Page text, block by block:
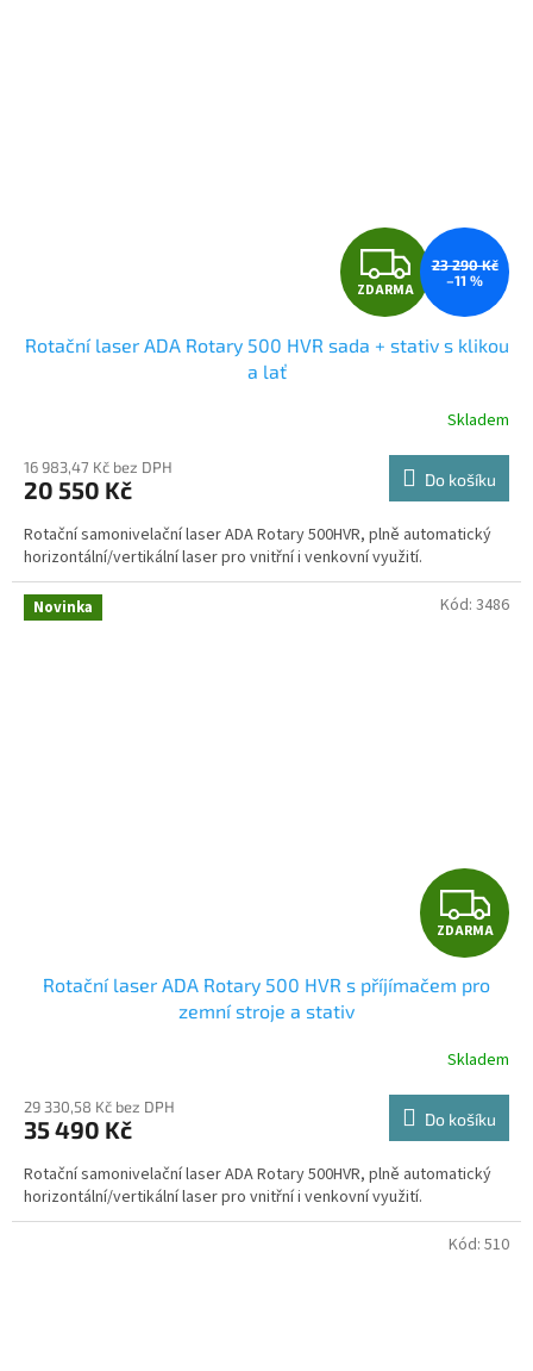
Z
D
A
M
A
ZDARMA
23 290 Kč
–11 %
Rotační laser ADA Rotary 500 HVR sada + stativ s klikou
a lať
produktu
je
z
5
hvězdiček.
Skladem
16 983,47 Kč bez DPH
20 550 Kč Do košíku
Rotační samonivelační laser ADA Rotary 500HVR, plně automatický
horizontální/vertikální laser pro vnitřní i venkovní využití.
Novinka
Z
D
A
R
M
A
ZDARMA
Rotační laser ADA Rotary 500 HVR s příjímačem pro
zemní stroje a stativ
produktu
je
z
5
hvězdiček.
Skladem
29 330,58 Kč bez DPH
35 490 Kč Do košíku
Rotační samonivelační laser ADA Rotary 500HVR, plně automatický
horizontální/vertikální laser pro vnitřní i venkovní využití.
Kód: 3486
Kód: 510